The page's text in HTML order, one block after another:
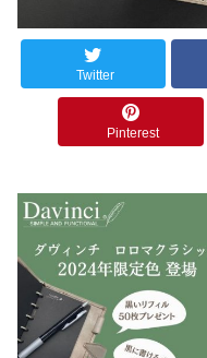
Twitter
Pinterest